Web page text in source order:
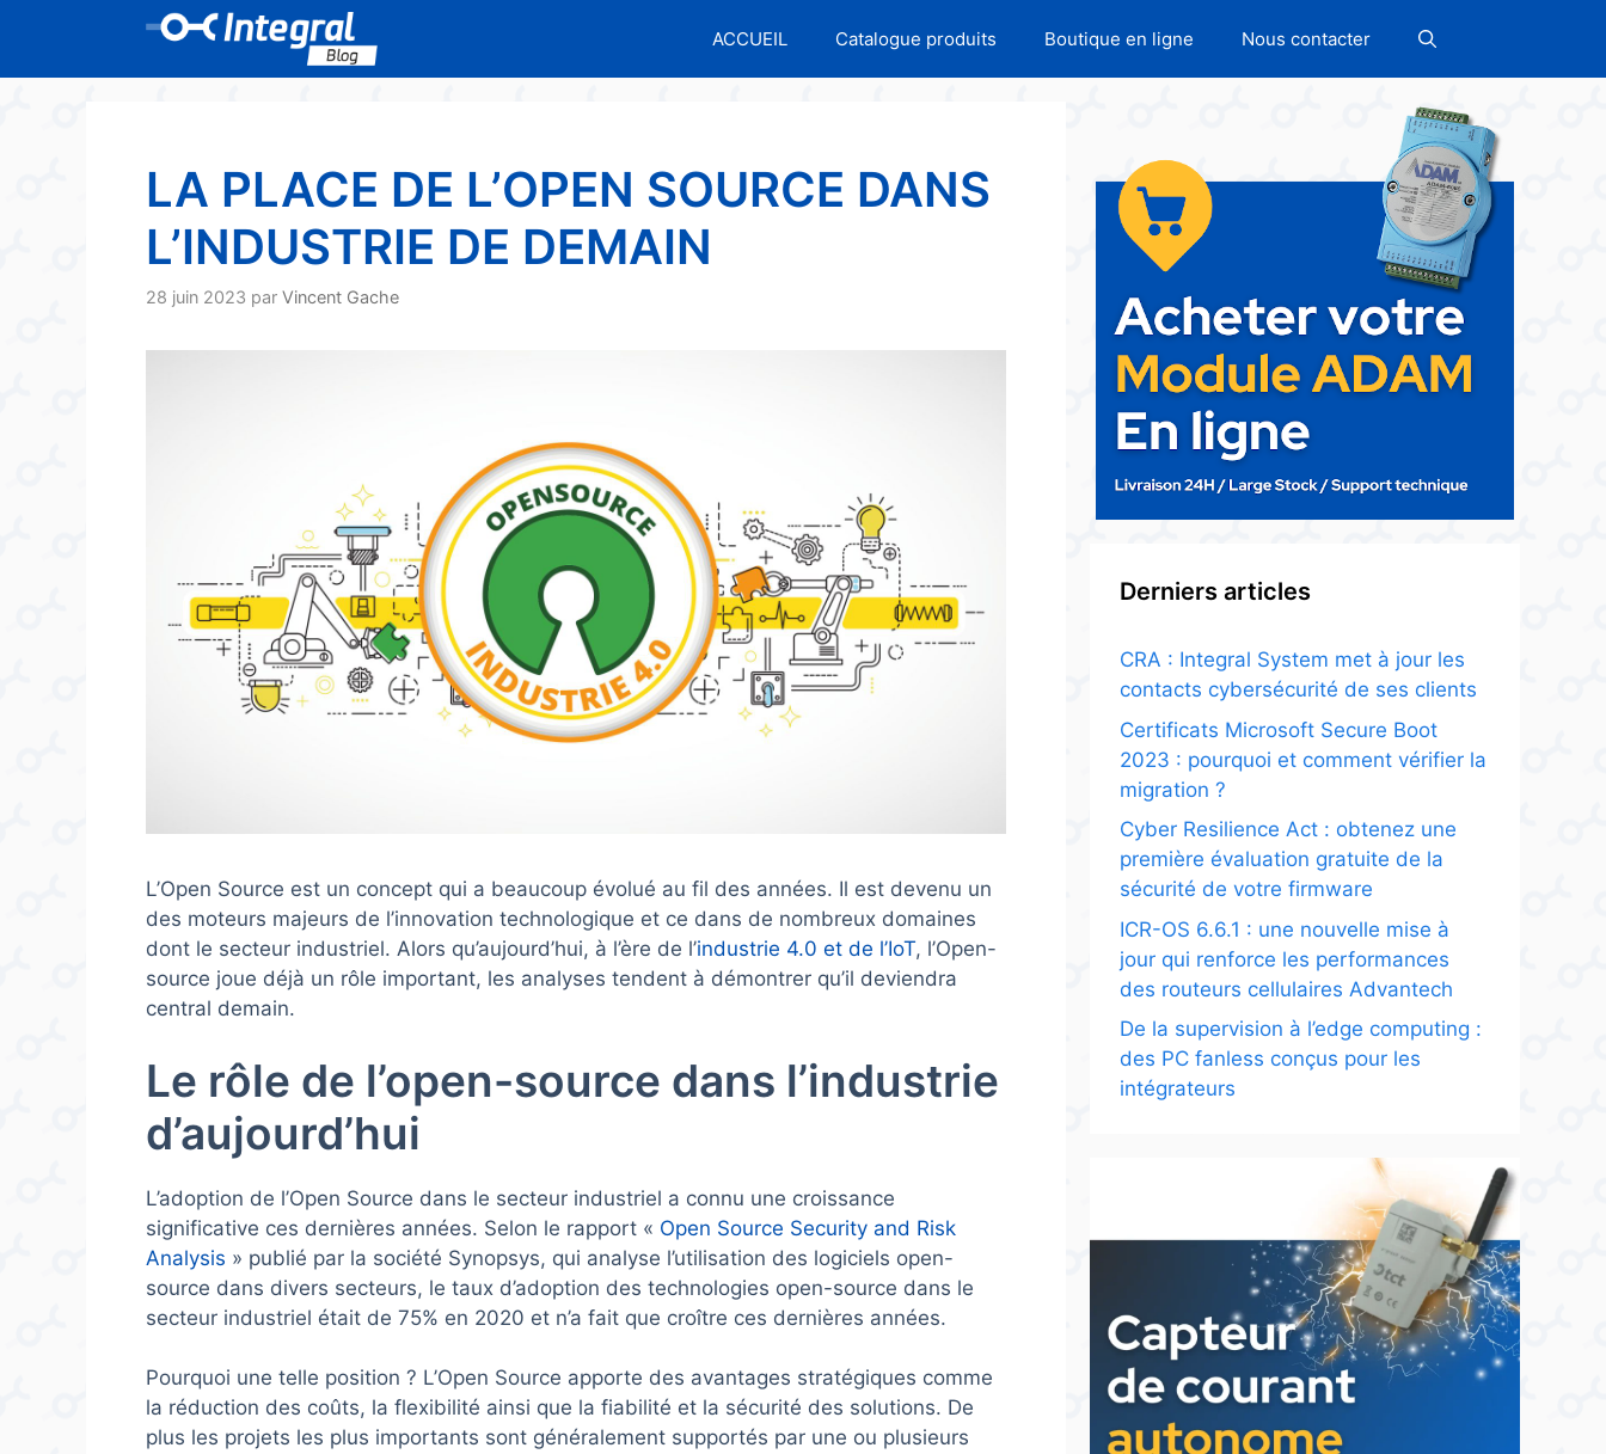
contenu
ACCUEIL Catalogue produits Boutique en ligne Nous contacter
LA PLACE DE L’OPEN SOURCE DANS
L’INDUSTRIE DE DEMAIN
28 juin 2023 par Vincent Gache
L’Open Source est un concept qui a beaucoup évolué au fil des années. Il est devenu un
des moteurs majeurs de l’innovation technologique et ce dans de nombreux domaines
dont le secteur industriel. Alors qu’aujourd’hui, à l’ère de l’industrie 4.0 et de l’IoT, l’Open-
source joue déjà un rôle important, les analyses tendent à démontrer qu’il deviendra
central demain.
Le rôle de l’open-source dans l’industrie
d’aujourd’hui
L’adoption de l’Open Source dans le secteur industriel a connu une croissance
significative ces dernières années. Selon le rapport « Open Source Security and Risk
Analysis » publié par la société Synopsys, qui analyse l’utilisation des logiciels open-
source dans divers secteurs, le taux d’adoption des technologies open-source dans le
secteur industriel était de 75% en 2020 et n’a fait que croître ces dernières années.
Pourquoi une telle position ? L’Open Source apporte des avantages stratégiques comme
la réduction des coûts, la flexibilité ainsi que la fiabilité et la sécurité des solutions. De
plus les projets les plus importants sont généralement supportés par une ou plusieurs
Derniers articles
CRA : Integral System met à jour les
contacts cybersécurité de ses clients
Certificats Microsoft Secure Boot
2023 : pourquoi et comment vérifier la
migration ?
Cyber Resilience Act : obtenez une
première évaluation gratuite de la
sécurité de votre firmware
ICR-OS 6.6.1 : une nouvelle mise à
jour qui renforce les performances
des routeurs cellulaires Advantech
De la supervision à l’edge computing :
des PC fanless conçus pour les
intégrateurs